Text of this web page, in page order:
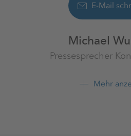
E-Mail
Michael
Pressesprecher
K+S Mehr